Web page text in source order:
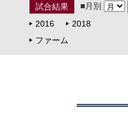
試合結果
■月別
2016
2018
ファーム